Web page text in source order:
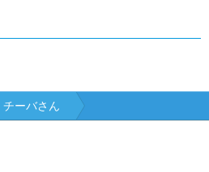
チーバさん